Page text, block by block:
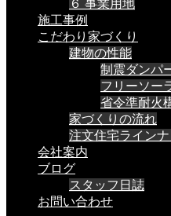
６ 事業用地
施工事例
こだわり家づくり
建物の性能
制震ダンパ
フリーソー
省令準耐火
家づくりの流れ
注文住宅ライン
会社案内
ブログ
スタッフ日誌
お問い合わせ